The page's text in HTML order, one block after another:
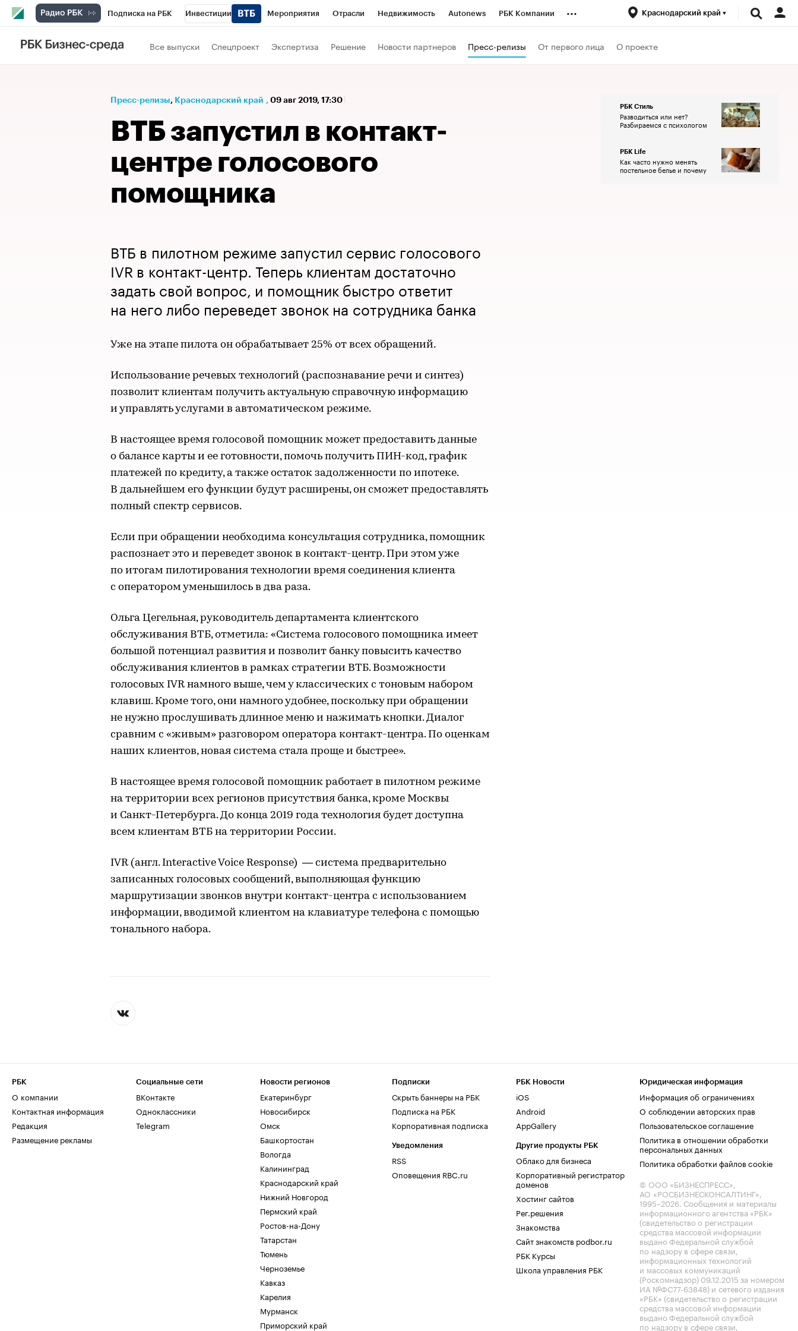
Подписка на РБК Инвестиции Мероприятия Отрасли Недвижимость Autonews РБК Компании
Телеканал
Спецпроекты
... Краснодарский край
Все выпуски Спецпроект Экспертиза Решение Новости партнеров Пресс-релизы От первого лица О проекте
Пресс-релизы⁠, Краснодарский край , 09 авг 2019, 17:30
ВТБ запустил в контакт-
центре голосового
помощника
ВТБ в пилотном режиме запустил сервис голосового
IVR в контакт-центр. Теперь клиентам достаточно
задать свой вопрос, и помощник быстро ответит
на него либо переведет звонок на сотрудника банка
Уже на этапе пилота он обрабатывает 25% от всех обращений.
Использование речевых технологий (распознавание речи и синтез)
позволит клиентам получить актуальную справочную информацию
и управлять услугами в автоматическом режиме.
В настоящее время голосовой помощник может предоставить данные
о балансе карты и ее готовности, помочь получить ПИН-код, график
платежей по кредиту, а также остаток задолженности по ипотеке.
В дальнейшем его функции будут расширены, он сможет предоставлять
полный спектр сервисов.
Если при обращении необходима консультация сотрудника, помощник
распознает это и переведет звонок в контакт-центр. При этом уже
по итогам пилотирования технологии время соединения клиента
с оператором уменьшилось в два раза.
Ольга Цегельная, руководитель департамента клиентского
обслуживания ВТБ, отметила: «Система голосового помощника имеет
большой потенциал развития и позволит банку повысить качество
обслуживания клиентов в рамках стратегии ВТБ. Возможности
голосовых IVR намного выше, чем у классических с тоновым набором
клавиш. Кроме того, они намного удобнее, поскольку при обращении
не нужно прослушивать длинное меню и нажимать кнопки. Диалог
сравним с «живым» разговором оператора контакт-центра. По оценкам
наших клиентов, новая система стала проще и быстрее».
В настоящее время голосовой помощник работает в пилотном режиме
на территории всех регионов присутствия банка, кроме Москвы
и Санкт-Петербурга. До конца 2019 года технология будет доступна
всем клиентам ВТБ на территории России.
IVR (англ. Interactive Voice Response) — система предварительно
записанных голосовых сообщений, выполняющая функцию
маршрутизации звонков внутри контакт-центра с использованием
информации, вводимой клиентом на клавиатуре телефона с помощью
тонального набора.
РБК Стиль
Разводиться или нет?
Разбираемся с психологом
РБК Life
Как часто нужно менять
постельное белье и почему
РБК
О компании
Контактная информация
Редакция
Размещение рекламы
Социальные сети
ВКонтакте
Одноклассники
Telegram
Новости регионов
Екатеринбург
Новосибирск
Омск
Башкортостан
Вологда
Калининград
Краснодарский край
Нижний Новгород
Пермский край
Ростов-на-Дону
Татарстан
Тюмень
Черноземье
Кавказ
Карелия
Мурманск
Приморский край
Подписки
Скрыть баннеры на РБК
Подписка на РБК
Корпоративная подписка
Уведомления
RSS
Оповещения RBC.ru
РБК Новости
iOS
Android
AppGallery
Другие продукты РБК
Облако для бизнеса
Корпоративный регистратор
доменов
Хостинг сайтов
Рег.решения
Знакомства
Сайт знакомств podbor.ru
РБК Курсы
Школа управления РБК
Юридическая информация
Информация об ограничениях
О соблюдении авторских прав
Пользовательское соглашение
Политика в отношении обработки
персональных данных
Политика обработки файлов cookie
© ООО «БИЗНЕСПРЕСС»,
АО «РОСБИЗНЕСКОНСАЛТИНГ»,
1995–2026. Сообщения и материалы
информационного агентства «РБК»
(свидетельство о регистрации
средства массовой информации
выдано Федеральной службой
по надзору в сфере связи,
информационных технологий
и массовых коммуникаций
(Роскомнадзор) 09.12.2015 за номером
ИА №ФС77-63848) и сетевого издания
«РБК» (свидетельство о регистрации
средства массовой информации
выдано Федеральной службой
по надзору в сфере связи,